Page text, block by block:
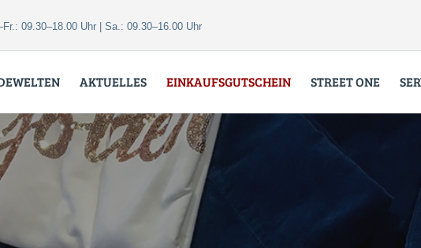
09.30–18.00 Uhr | Sa.: 09.30–16.00 Uhr
AKTUELLES EINKAUFSGUTSCHEIN STREET ONE